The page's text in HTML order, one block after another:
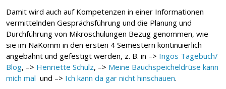
Damit wird auch auf Kompetenzen in einer Informationen
vermittelnden Gesprächsführung und die Planung und
Durchführung von Mikroschulungen Bezug genommen, wie
sie im NaKomm in den ersten 4 Semestern kontinuierlich
angebahnt und gefestigt werden, z. B. in –> Ingos Tagebuch/
Blog, –> Henriette Schulz, –> Meine Bauchspeicheldrüse kann
mich mal und –> Ich kann da gar nicht hinschauen.